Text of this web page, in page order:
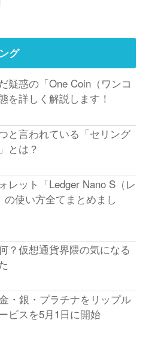
グ
疑惑の「One Coin（ワンコ
を詳しく解説します！
と言われている「セリング
とは？
レット「Ledger Nano S（レ
の使い方全てまとめまし
？仮想通貨界隈の気になる
・銀・プラチナをリップル
ビスを5月1日に開始